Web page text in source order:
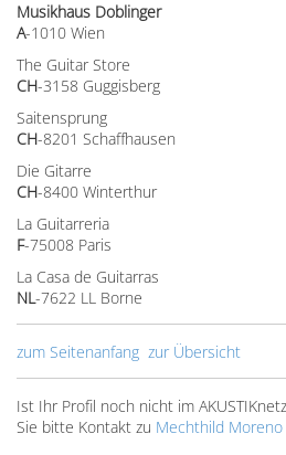
Musikhaus Doblinger
A-1010 Wien
The Guitar Store
CH-3158 Guggisberg
Saitensprung
CH-8201 Schaffhausen
Die Gitarre
CH-8400 Winterthur
La Guitarreria
F-75008 Paris
La Casa de Guitarras
NL-7622 LL Borne
zum Seitenanfang zur Übersicht
Ist Ihr Profil noch nicht im
Sie bitte Kontakt zu Mechthild Moreno